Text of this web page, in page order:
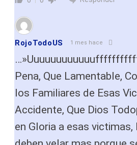
RojoTodoUS 1 mes hace
Pena, Que Lamentable,
los Familiares de Esas
Accidente, Que Dios
en Gloria a esas